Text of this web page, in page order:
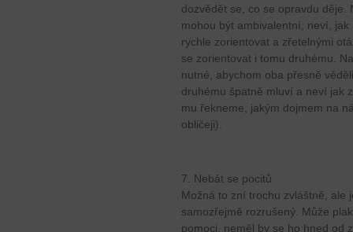
dozvědět se, co se opravdu děje.
mohou být ambivalentní, neví,
rychle zorientovat a zřetelnými
se zorientovat i tomu druhému.
nutné, abychom oba přesně
druhému špatně mluví a neví jak
mu řekneme, jakým dojmem na
obličeji).
7. Nebát se pocitů
Možná to zní trochu zvláštně, ale
samozřejmě rozrušený. Může
pomoci, neměl by se ho hned od